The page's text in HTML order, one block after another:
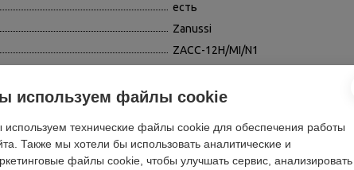
есть
Zanussi
ZACC-12H/MI/N1
есть
1540
используем файлы cookie
технические файлы cookie для обеспечения работы
Также мы хотели бы использовать аналитические и
файлы cookie, чтобы улучшать сервис, анализировать